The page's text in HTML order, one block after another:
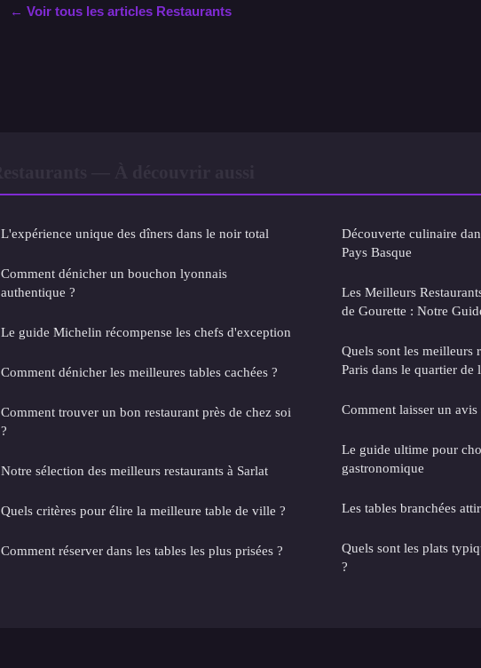
← Voir tous les articles Restaurants
L'expérience unique des dîners dans le noir total
Comment dénicher un bouchon lyonnais
authentique ?
Le guide Michelin récompense les chefs d'exception
Comment dénicher les meilleures tables cachées ?
Comment trouver un bon restaurant près de chez soi
?
Notre sélection des meilleurs restaurants à Sarlat
Quels critères pour élire la meilleure table de ville ?
Comment réserver dans les tables les plus prisées ?
Découverte culinaire
Pays Basque
Les Meilleurs
de Gourette : Notre
Quels sont les meilleurs
Paris dans le quartier de
Comment laisser un avis
Le guide ultime pour
gastronomique
Les tables branchées
Quels sont les plats
?